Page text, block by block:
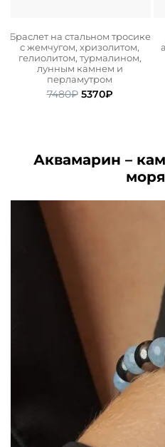
Браслет на стальном тросике
с жемчугом, хризолитом,
гелиолитом, турмалином,
лунным камнем и
перламутром
7480₽ Первоначальная
5370₽Текущая
Аквамарин –